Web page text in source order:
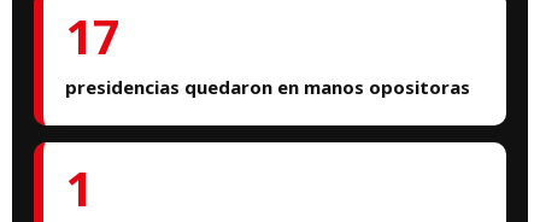
17
presidencias quedaron en manos opositoras
1